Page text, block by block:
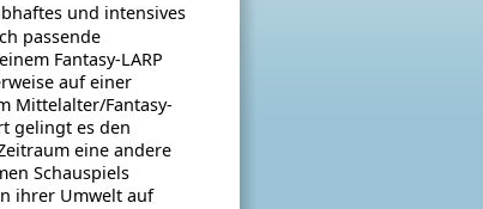
und intensives
passende
Fantasy-LARP
auf einer
Mittelalter/Fantasy-
gelingt es den
eine andere
Schauspiels
ihrer Umwelt auf